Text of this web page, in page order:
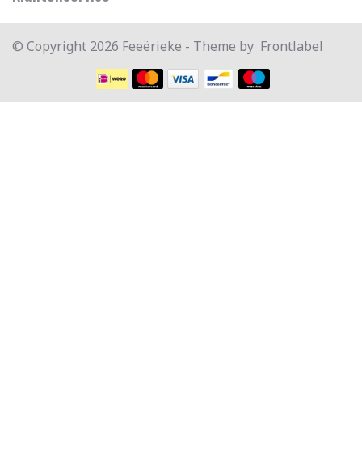
© Copyright 2026 Feeërieke - Theme by Frontlabel